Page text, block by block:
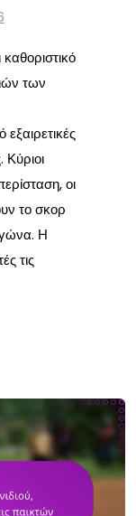
των
Κύριοι
οι
το σκορ
Η
τις